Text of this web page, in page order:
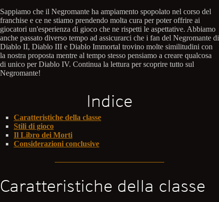
Sappiamo che il Negromante ha ampiamento spopolato nel corso del
franchise e ce ne stiamo prendendo molta cura per poter offrire ai
giocatori un'esperienza di gioco che ne rispetti le aspettative. Abbiamo
anche passato diverso tempo ad assicurarci che i fan del Negromante di
Diablo II, Diablo III e Diablo Immortal trovino molte similitudini con
la nostra proposta mentre al tempo stesso pensiamo a creare qualcosa
di unico per Diablo IV. Continua la lettura per scoprire tutto sul
Negromante!
Indice
Caratteristiche della classe
Stili di gioco
Il Libro dei Morti
Considerazioni conclusive
Caratteristiche della classe